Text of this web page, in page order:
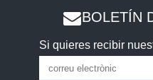
BOLETÍN
Si quieres recibir